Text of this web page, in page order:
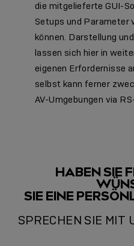
die mitgelieferte GUI-
Setups und Parameter
können. Darstellung
lassen sich hier in
eigenen Erfordernisse
selbst kann ferner
AV-Umgebungen via
HABEN SIE
SIE EINE
SPRECHEN SIE MIT